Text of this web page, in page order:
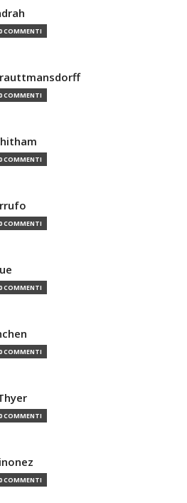
COMMENTI
COMMENTI
COMMENTI
COMMENTI
COMMENTI
COMMENTI
COMMENTI
COMMENTI